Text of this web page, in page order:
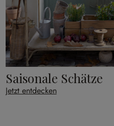
Saisonale Schätze
Jetzt entdecken